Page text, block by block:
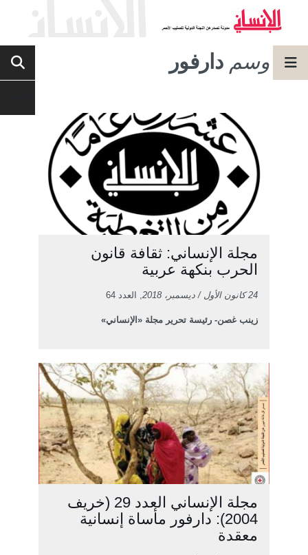
وسم دارفور
مجلة الإنساني: ثقافة قانون
الحرب بنكهة عربية
24 كانون الأول / ديسمبر، 2018 , العدد 64
زينب غصن- رئيسة تحرير مجلة «الإنساني»
مجلة الإنساني العدد 29 (خريف
2004): دارفور مأساة إنسانية
معقدة